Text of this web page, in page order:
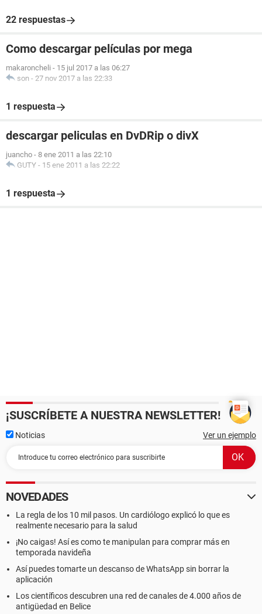
22 respuestas
Como descargar películas por mega
makaroncheli - 15 jul 2017 a las 06:27
son - 27 nov 2017 a las 22:33
1 respuesta
descargar peliculas en DvDRip o divX
juancho - 8 ene 2011 a las 22:10
GUTY - 15 ene 2011 a las 22:22
1 respuesta
¡SUSCRÍBETE A NUESTRA NEWSLETTER!
Noticias Ver un ejemplo
NOVEDADES
La regla de los 10 mil pasos. Un cardiólogo explicó lo que es
realmente necesario para la salud
¡No caigas! Así es como te manipulan para comprar más en
temporada navideña
Así puedes tomarte un descanso de WhatsApp sin borrar la
aplicación
Los científicos descubren una red de canales de 4.000 años de
antigüedad en Belice